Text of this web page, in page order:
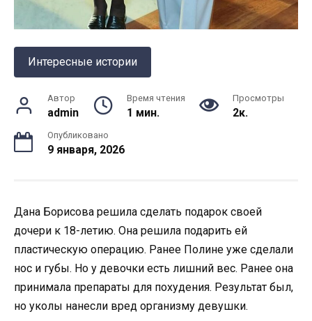
Интересные истории
Автор
admin
Время чтения
1 мин.
Просмотры
2к.
Опубликовано
9 января, 2026
Дана Борисова решила сделать подарок своей
дочери к 18-летию. Она решила подарить ей
пластическую операцию. Ранее Полине уже сделали
нос и губы. Но у девочки есть лишний вес. Ранее она
принимала препараты для похудения. Результат был,
но уколы нанесли вред организму девушки.